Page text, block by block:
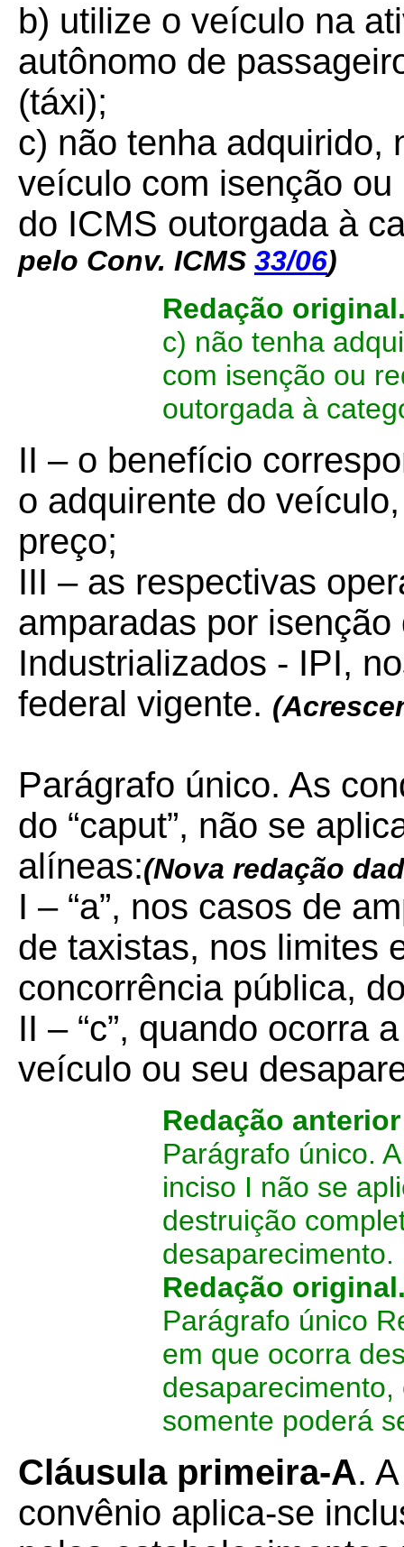
b) utilize o veículo na
autônomo de
(táxi);
c) não tenha adquirido,
veículo com isenção
do ICMS outorgada à
pelo Conv. ICMS 33/06)
Redação
c) não tenha
com isenção ou
outorgada à
II – o benefício
o adquirente do
preço;
III – as respectivas
amparadas por
Industrializados - IPI,
federal vigente.
Parágrafo único. As
do “caput”, não se
alíneas:(Nova redação
I – “a”, nos casos de
de taxistas, nos limites
concorrência pública,
II – “c”, quando ocorra
veículo ou seu
Redação anterior
Parágrafo único.
inciso I não se
destruição
desaparecimento.
Redação
Parágrafo único
em que ocorra
somente poderá
Cláusula primeira-A.
convênio aplica-se